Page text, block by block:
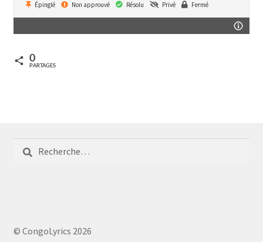
Épinglé
Non approuvé Résolu Privé Fermé
0
PARTAGES
Rechercher :
© CongoLyrics 2026